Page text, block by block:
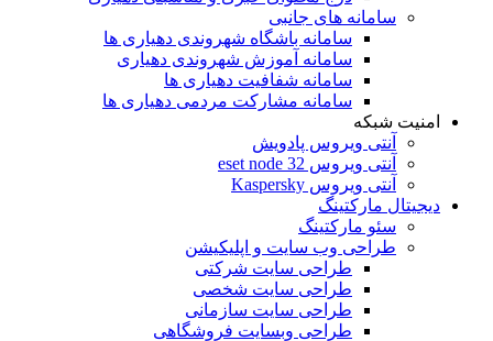
سامانه های جانبی
سامانه باشگاه شهروندی دهیاری ها
سامانه آموزش شهروندی دهیاری
سامانه شفافیت دهیاری ها
سامانه مشارکت مردمی دهیاری ها
امنیت شبکه
آنتی ویروس پادویش
آنتی ویروس 32 eset node
آنتی ویروس Kaspersky
دیجیتال مارکتینگ
سئو مارکتینگ
طراحی وب سایت و اپلیکیشن
طراحی سایت شرکتی
طراحی سایت شخصی
طراحی سایت سازمانی
طراحی وبسایت فروشگاهی